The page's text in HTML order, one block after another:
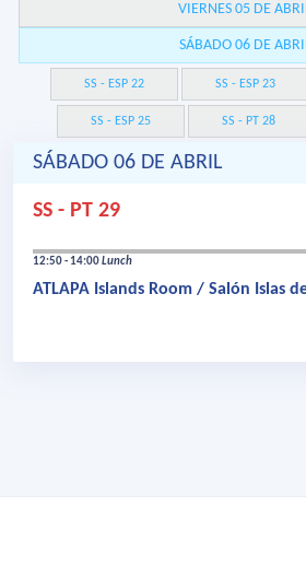
VIERNES 05 DE
SÁBADO 06 DE
SS - ESP 22 SS - ESP 23
SS - ESP 25 SS - PT 28
SÁBADO 06 DE ABRIL
SS - PT 29
12:50 - 14:00Lunch
ATLAPA Islands Room / Salón Islas